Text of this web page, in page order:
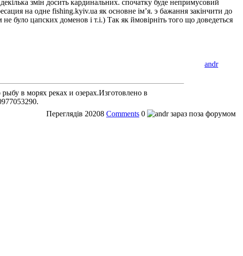
змін досить кардинальних. спочатку буде непримусовий
на одне fishing.kyiv.ua як основне імʼя. э бажання закінчити до
було цапских доменов і т.і.) Так як ймовірніть того що доведеться
в морях реках и озерах.Изготовлено в
andr
Переглядів 20208 Comments 0